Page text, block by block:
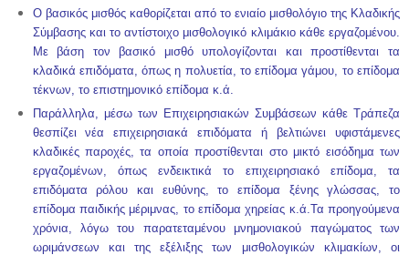
Ο βασικός μισθός καθορίζεται από το ενιαίο μισθολόγιο της Κλαδικής
Σύμβασης και το αντίστοιχο μισθολογικό κλιμάκιο κάθε εργαζομένου.
Με βάση τον βασικό μισθό υπολογίζονται και προστίθενται τα
κλαδικά επιδόματα, όπως η πολυετία, το επίδομα γάμου, το επίδομα
τέκνων, το επιστημονικό επίδομα κ.ά.
Παράλληλα, μέσω των Επιχειρησιακών Συμβάσεων κάθε Τράπεζα
θεσπίζει νέα επιχειρησιακά επιδόματα ή βελτιώνει υφιστάμενες
κλαδικές παροχές, τα οποία προστίθενται στο μικτό εισόδημα των
εργαζομένων, όπως ενδεικτικά το επιχειρησιακό επίδομα, τα
επιδόματα ρόλου και ευθύνης, το επίδομα ξένης γλώσσας, το
επίδομα παιδικής μέριμνας, το επίδομα χηρείας κ.ά.Τα προηγούμενα
χρόνια, λόγω του παρατεταμένου μνημονιακού παγώματος των
ωριμάνσεων και της εξέλιξης των μισθολογικών κλιμακίων, οι